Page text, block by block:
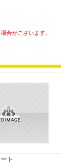
合がございます。
ト